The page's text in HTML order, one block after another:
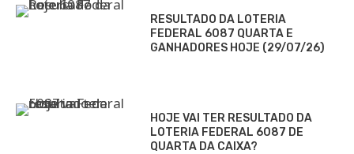
RESULTADO DA LOTERIA
FEDERAL 6087 QUARTA E
GANHADORES HOJE (29/07/26)
HOJE VAI TER RESULTADO DA
LOTERIA FEDERAL 6087 DE
QUARTA DA CAIXA?